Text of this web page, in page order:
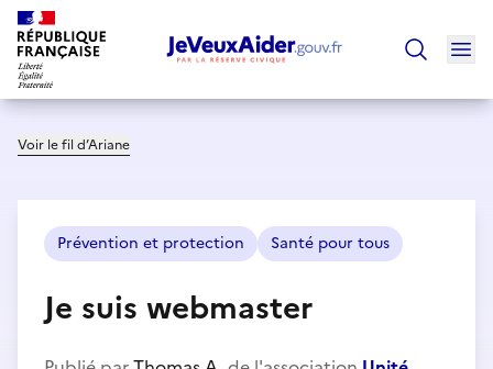
Voir le fil d’Ariane
Prévention et protection Santé pour tous
Je suis webmaster